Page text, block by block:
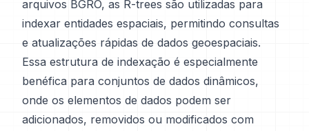
arquivos BGRO, as R-trees são utilizadas para
indexar entidades espaciais, permitindo consultas
e atualizações rápidas de dados geoespaciais.
Essa estrutura de indexação é especialmente
benéfica para conjuntos de dados dinâmicos,
onde os elementos de dados podem ser
adicionados, removidos ou modificados com